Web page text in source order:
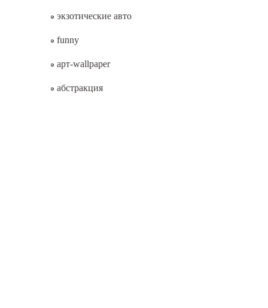
экзотические авто
funny
арт-wallpaper
абстракция